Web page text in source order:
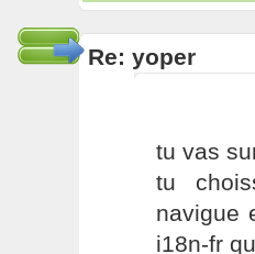
Re: yoper
tu vas
tu
navigue
i18n-fr